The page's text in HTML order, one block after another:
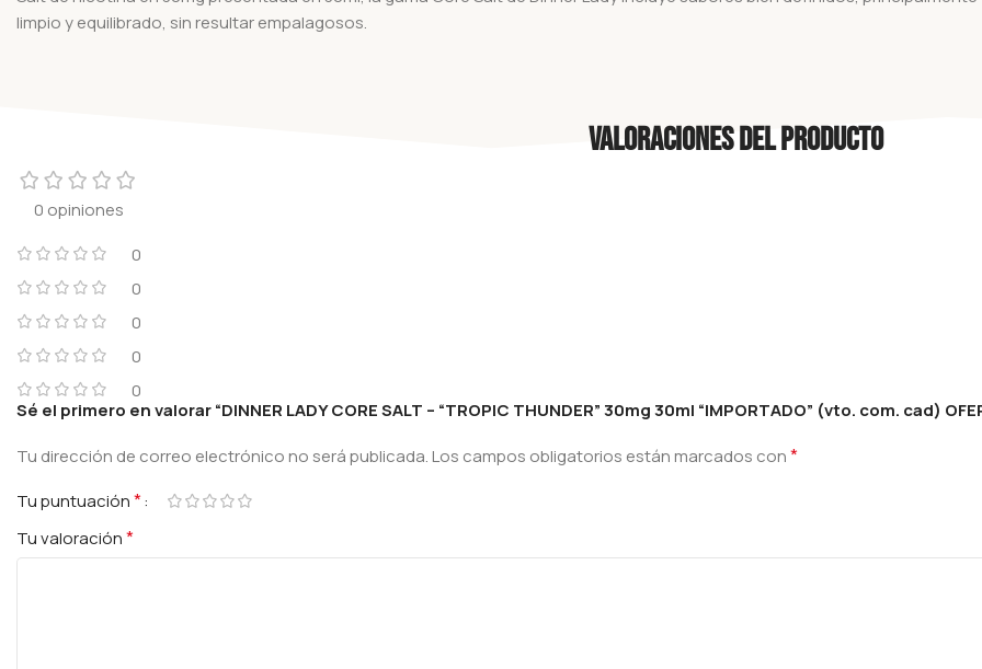
limpio y equilibrado, sin resultar empalagosos.
Valoraciones del producto
0 opiniones
0
0
0
0
0
Sé el primero en valorar “DINNER LADY CORE SALT – “TROPIC THUNDER” 30mg 30ml “IMPORTADO” (vto. com. cad)
Tu dirección de correo electrónico no será publicada.Los campos obligatorios están marcados con*
Tu puntuación*
Tu valoración*